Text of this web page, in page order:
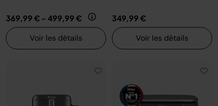
369,99 €- 499,99 €
Voir les détails
349,99 €
Voir les détails